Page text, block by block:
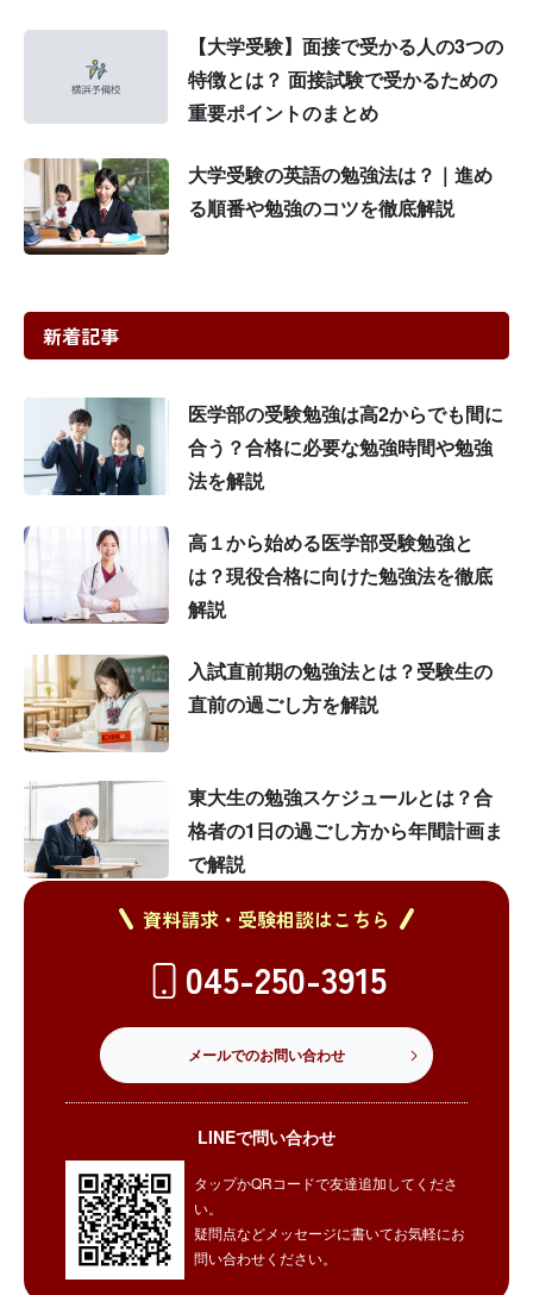
【大学受験】面接で受かる人の3つの
特徴とは？ 面接試験で受かるための
重要ポイントのまとめ
大学受験の英語の勉強法は？｜進め
る順番や勉強のコツを徹底解説
新着記事
医学部の受験勉強は高2からでも間に
合う？合格に必要な勉強時間や勉強
法を解説
高１から始める医学部受験勉強と
は？現役合格に向けた勉強法を徹底
解説
入試直前期の勉強法とは？受験生の
直前の過ごし方を解説
東大生の勉強スケジュールとは？合
格者の1日の過ごし方から年間計画ま
で解説
資料請求・受験相談はこちら
045-250-3915
メールでのお問い合わせ
LINEで問い合わせ
タップかQRコードで友達追加してくださ
い。
疑問点などメッセージに書いてお気軽にお
問い合わせください。